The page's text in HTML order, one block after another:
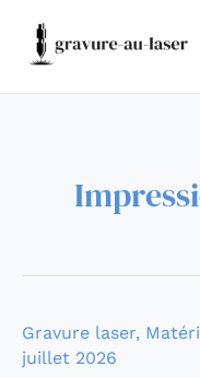
contenu
Gravure laser,
juillet 2026
Comparatif
graveur
d’article